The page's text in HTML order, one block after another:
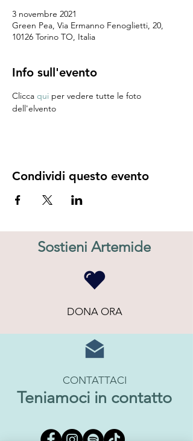
3 novembre 2021
Green Pea, Via Ermanno Fenoglietti, 20,
10126 Torino TO, Italia
Info sull'evento
Clicca qui per vedere tutte le foto
dell'elvento
Condividi questo evento
Sostieni Artemide
DONA ORA
CONTATTACI
Teniamoci in contatto